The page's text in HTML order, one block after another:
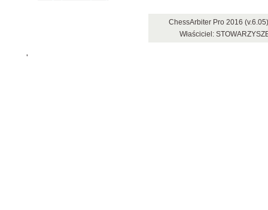
ChessArbiter Pro 2016
Właściciel:
'